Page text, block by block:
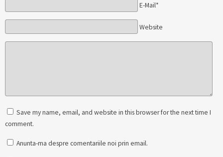
E-Mail*
Website
Save my name, email, and website in this browser for the next time I
comment.
Anunta-ma despre comentariile noi prin email.